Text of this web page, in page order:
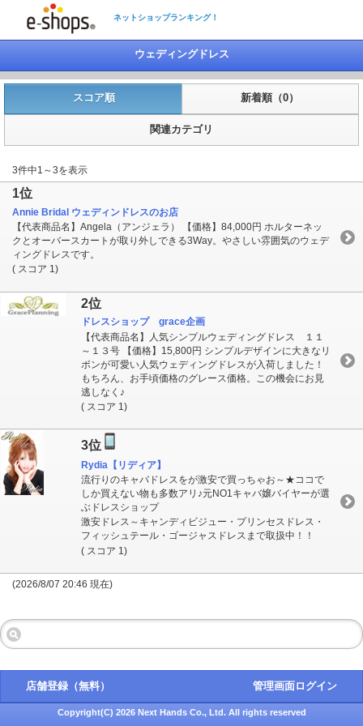
ネットショップランキング！
ウェディングドレス
スコア順 新着順（0）
関連カテゴリ
3件中1～3を表示
1位
Annie Bridal ウェディンドレスのお店
【代表商品名】Angela（アンジェラ） 【価格】84,000円 ホルターネッ
クとオーバースカートが取り外しできる3Way。やさしい雰囲気のウェデ
ィングドレスです。
( スコア 1)
2位
ドレスショップ grace企画
【代表商品名】人気シンプルウェディングドレス １１
～１３号 【価格】15,800円 シンプルデザインに大きなリ
ボンが可愛い人気ウェディングドレスが入荷しました！
もちろん、お手頃価格のグレース価格。この機会にお見
逃しなく♪
( スコア 1)
3位
Rydia【リディア】
流行りのキャバドレスをが激安で買っちゃお～★ココで
しか買えない物も多数アリ♪元NO1キャバ嬢バイヤーが選
ぶドレスショップ
激安ドレス～キャンディビジュー・プリンセスドレス・
フィッシュテール・ゴージャスドレスまで取扱中！！
( スコア 1)
(2026/8/07 20:46 現在)
店舗登録（無料） 管理画面ログイン
Copyright(C) 2026 Next Hands Co., Ltd. All rights reserved